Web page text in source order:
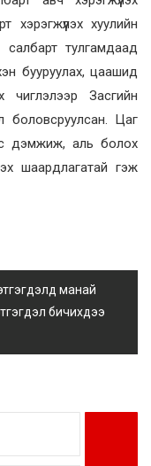
хуулийн
тулгамдаад
бууруулах, цаашид
Засгийн
боловсруулсан. Цаг
дэмжиж, аль болох
шаардлагатай гэж
манай
бичихдээ